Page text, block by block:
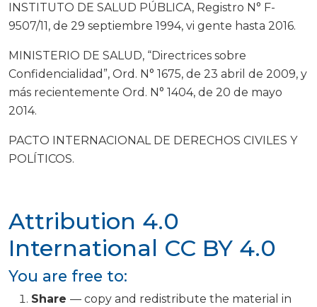
Attribution 4.0
International CC BY 4.0
You are free to:
Share — copy and redistribute the material in
INSTITUTO DE SALUD PÚBLICA, Registro N° F-
9507/11, de 29 septiembre 1994, vi gente hasta 2016.
MINISTERIO DE SALUD, “Directrices sobre
Confidencialidad”, Ord. N° 1675, de 23 abril de 2009, y
más recientemente Ord. N° 1404, de 20 de mayo
2014.
PACTO INTERNACIONAL DE DERECHOS CIVILES Y
POLÍTICOS.